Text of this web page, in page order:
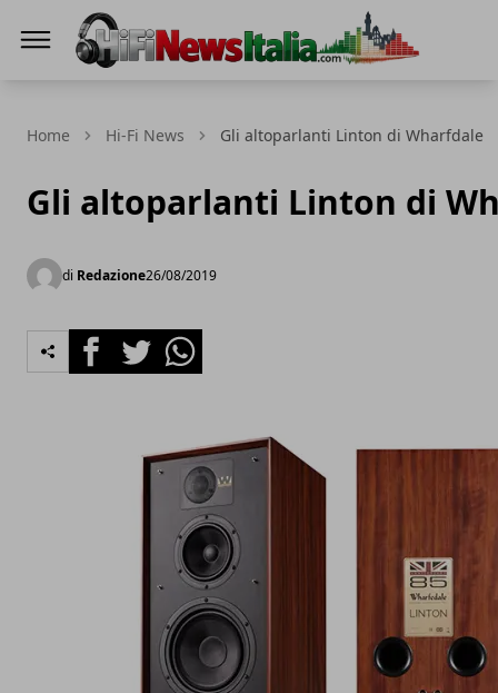
Home Hi-Fi News Gli altoparlanti Linton di Wharfdale
Gli altoparlanti Linton di
di Redazione26/08/2019
FacebookTwitterWhatsapp